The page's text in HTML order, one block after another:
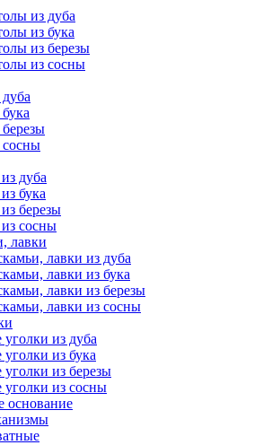
из дуба
из бука
из березы
из сосны
сосны
дуба
бука
березы
сосны
лавки
лавки из дуба
лавки из бука
лавки из березы
лавки из сосны
из дуба
из бука
из березы
из сосны
основание